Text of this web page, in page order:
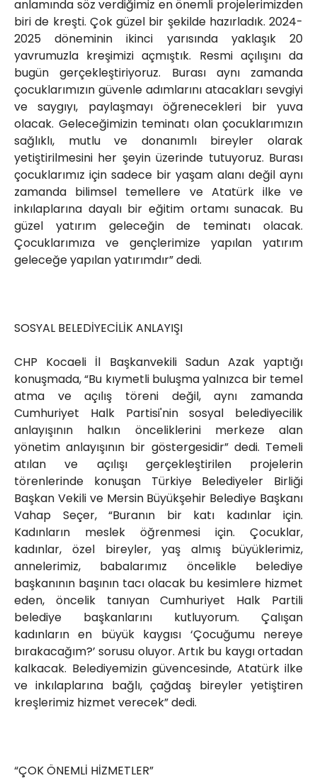
anlamında söz verdiğimiz en önemli projelerimizden
biri de kreşti. Çok güzel bir şekilde hazırladık. 2024-
2025 döneminin ikinci yarısında yaklaşık 20
yavrumuzla kreşimizi açmıştık. Resmi açılışını da
bugün gerçekleştiriyoruz. Burası aynı zamanda
çocuklarımızın güvenle adımlarını atacakları sevgiyi
ve saygıyı, paylaşmayı öğrenecekleri bir yuva
olacak. Geleceğimizin teminatı olan çocuklarımızın
sağlıklı, mutlu ve donanımlı bireyler olarak
yetiştirilmesini her şeyin üzerinde tutuyoruz. Burası
çocuklarımız için sadece bir yaşam alanı değil aynı
zamanda bilimsel temellere ve Atatürk ilke ve
inkılaplarına dayalı bir eğitim ortamı sunacak. Bu
güzel yatırım geleceğin de teminatı olacak.
Çocuklarımıza ve gençlerimize yapılan yatırım
geleceğe yapılan yatırımdır” dedi.
SOSYAL BELEDİYECİLİK ANLAYIŞI
CHP Kocaeli İl Başkanvekili Sadun Azak yaptığı
konuşmada, “Bu kıymetli buluşma yalnızca bir temel
atma ve açılış töreni değil, aynı zamanda
Cumhuriyet Halk Partisi'nin sosyal belediyecilik
anlayışının halkın önceliklerini merkeze alan
yönetim anlayışının bir göstergesidir” dedi. Temeli
atılan ve açılışı gerçekleştirilen projelerin
törenlerinde konuşan Türkiye Belediyeler Birliği
Başkan Vekili ve Mersin Büyükşehir Belediye Başkanı
Vahap Seçer, “Buranın bir katı kadınlar için.
Kadınların meslek öğrenmesi için. Çocuklar,
kadınlar, özel bireyler, yaş almış büyüklerimiz,
annelerimiz, babalarımız öncelikle belediye
başkanının başının tacı olacak bu kesimlere hizmet
eden, öncelik tanıyan Cumhuriyet Halk Partili
belediye başkanlarını kutluyorum. Çalışan
kadınların en büyük kaygısı ‘Çocuğumu nereye
bırakacağım?’ sorusu oluyor. Artık bu kaygı ortadan
kalkacak. Belediyemizin güvencesinde, Atatürk ilke
ve inkılaplarına bağlı, çağdaş bireyler yetiştiren
kreşlerimiz hizmet verecek” dedi.
“ÇOK ÖNEMLİ HİZMETLER”